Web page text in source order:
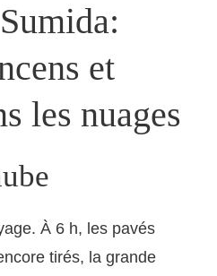
et
les nuages
À 6 h, les pavés
tirés, la grande